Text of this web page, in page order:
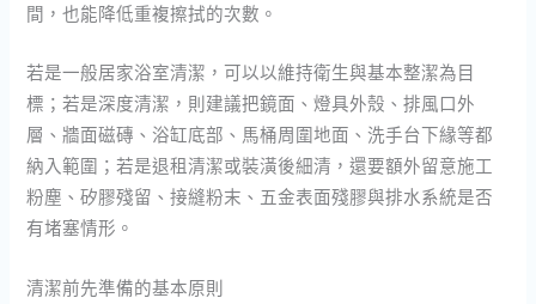
間，也能降低重複擦拭的次數。
若是一般居家浴室清潔，可以以維持衛生與基本整潔為目
標；若是深度清潔，則建議把鏡面、燈具外殼、排風口外
層、牆面磁磚、浴缸底部、馬桶周圍地面、洗手台下緣等都
納入範圍；若是退租清潔或裝潢後細清，還要額外留意施工
粉塵、矽膠殘留、接縫粉末、五金表面殘膠與排水系統是否
有堵塞情形。
清潔前先準備的基本原則